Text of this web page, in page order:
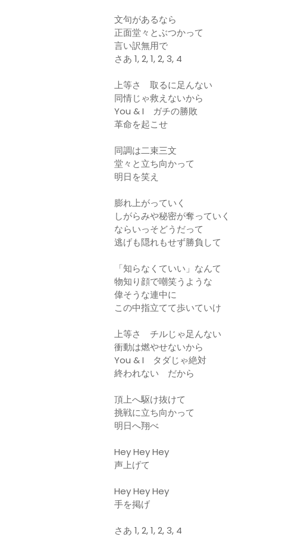
文句があるなら
正面堂々とぶつかって
言い訳無用で
さあ 1, 2, 1, 2, 3, 4
上等さ 取るに足んない
同情じゃ救えないから
You & I ガチの勝敗
革命を起こせ
同調は二束三文
堂々と立ち向かって
明日を笑え
膨れ上がっていく
しがらみや秘密が奪っていく
ならいっそどうだって
逃げも隠れもせず勝負して
「知らなくていい」なんて
物知り顔で嘲笑うような
偉そうな連中に
この中指立てて歩いていけ
上等さ チルじゃ足んない
衝動は燃やせないから
You & I タダじゃ絶対
終われない だから
頂上へ駆け抜けて
挑戦に立ち向かって
明日へ翔べ
Hey Hey Hey
声上げて
Hey Hey Hey
手を掲げ
さあ 1, 2, 1, 2, 3, 4